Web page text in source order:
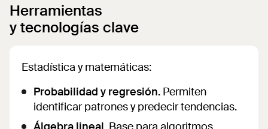
Herramientas
y tecnologías clave
Estadística y matemáticas:
Probabilidad y regresión. Permiten
identificar patrones y predecir tendencias.